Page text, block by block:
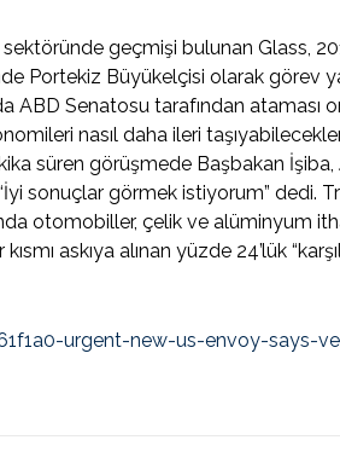
sektöründe geçmişi bulunan Glass,
Portekiz Büyükelçisi olarak görev
ABD Senatosu tarafından ataması
nasıl daha ileri
süren görüşmede Başbakan
sonuçlar görmek istiyorum” dedi.
otomobiller, çelik ve alüminyum
askıya alınan yüzde 24’lük
urgent-new-us-envoy-says-